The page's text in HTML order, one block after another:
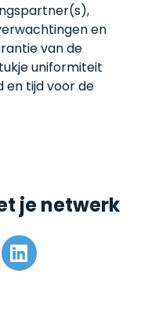
en
van de
uniformiteit
en tijd voor de
je netwerk